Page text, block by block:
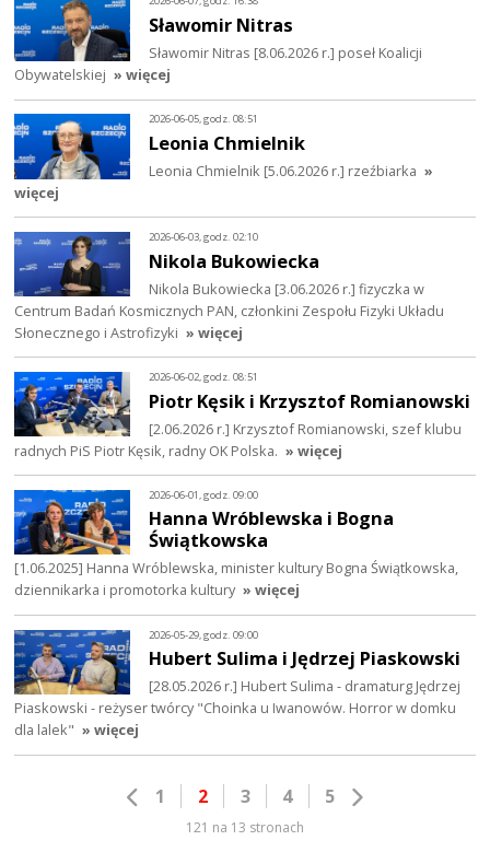
Sławomir Nitras
Sławomir Nitras [8.06.2026 r.] poseł Koalicji
Obywatelskiej » więcej
2026-06-05, godz. 08:51
Leonia Chmielnik
Leonia Chmielnik [5.06.2026 r.] rzeźbiarka »
więcej
2026-06-03, godz. 02:10
Nikola Bukowiecka
Nikola Bukowiecka [3.06.2026 r.] fizyczka w
Centrum Badań Kosmicznych PAN, członkini Zespołu Fizyki Układu
Słonecznego i Astrofizyki » więcej
2026-06-02, godz. 08:51
Piotr Kęsik i Krzysztof Romianowski
[2.06.2026 r.] Krzysztof Romianowski, szef klubu
radnych PiS Piotr Kęsik, radny OK Polska. » więcej
2026-06-01, godz. 09:00
Hanna Wróblewska i Bogna
Świątkowska
[1.06.2025] Hanna Wróblewska, minister kultury Bogna Świątkowska,
dziennikarka i promotorka kultury » więcej
2026-05-29, godz. 09:00
Hubert Sulima i Jędrzej Piaskowski
[28.05.2026 r.] Hubert Sulima - dramaturg Jędrzej
Piaskowski - reżyser twórcy "Choinka u Iwanowów. Horror w domku
dla lalek" » więcej
1 2 3 4 5
121 na 13 stronach